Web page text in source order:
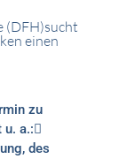
(DFH)sucht
einen
zu
u. a.:
des